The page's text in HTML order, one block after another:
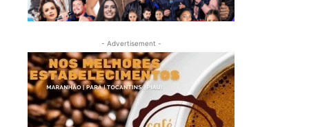
- Advertisement -